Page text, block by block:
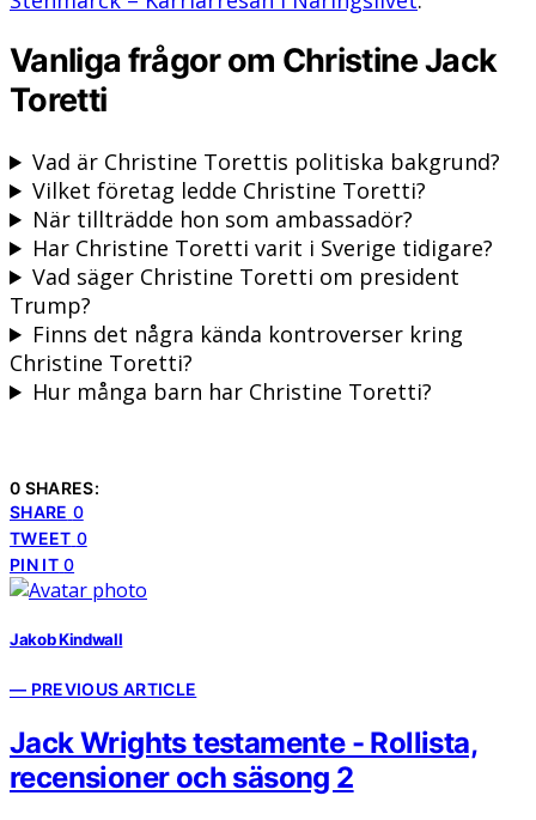
Vanliga frågor om Christine Jack
Toretti
Vad är Christine Torettis politiska bakgrund?
Vilket företag ledde Christine Toretti?
När tillträdde hon som ambassadör?
Har Christine Toretti varit i Sverige tidigare?
Vad säger Christine Toretti om president
Trump?
Finns det några kända kontroverser kring
Christine Toretti?
Hur många barn har Christine Toretti?
0 SHARES:
SHARE 0
TWEET 0
PIN IT 0
Jakob Kindwall
— PREVIOUS ARTICLE
Jack Wrights testamente - Rollista,
recensioner och säsong 2